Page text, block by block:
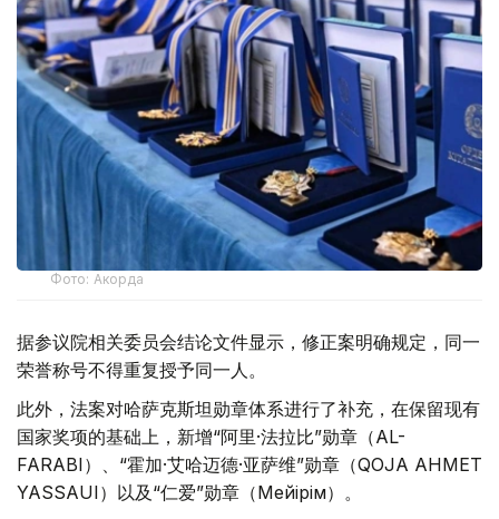
Фото: Акорда
据参议院相关委员会结论文件显示，修正案明确规定，同一
荣誉称号不得重复授予同一人。
此外，法案对哈萨克斯坦勋章体系进行了补充，在保留现有
国家奖项的基础上，新增“阿里·法拉比”勋章（AL-
FARABI）、“霍加·艾哈迈德·亚萨维”勋章（QOJA AHMET
YASSAUI）以及“仁爱”勋章（Мейірім）。